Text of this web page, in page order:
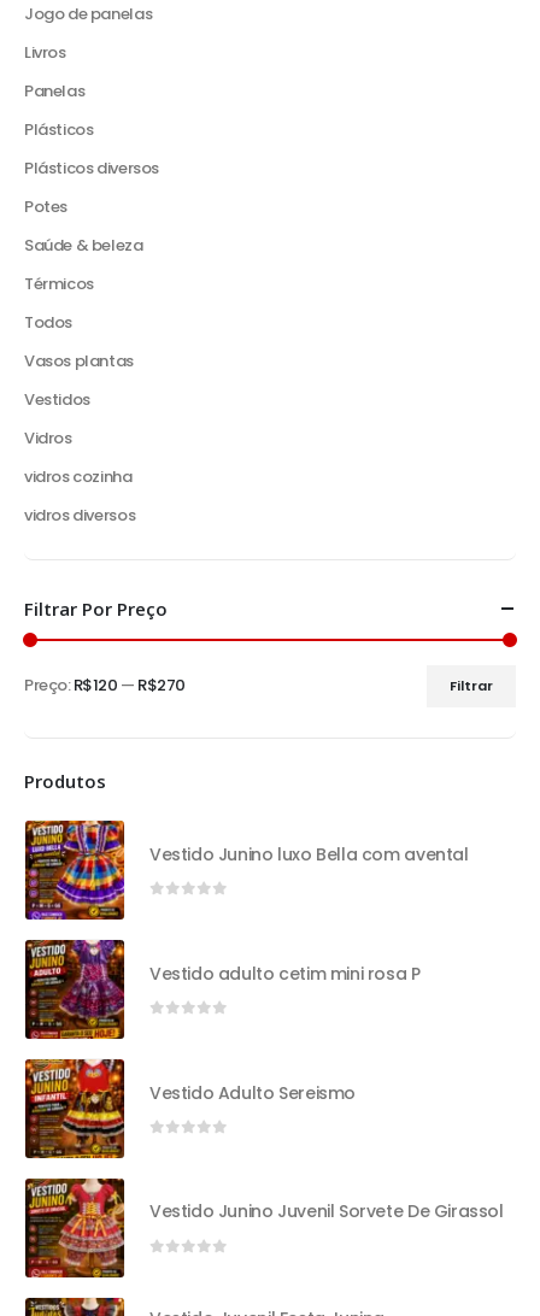
Jogo de panelas
Livros
Panelas
Plásticos
Plásticos diversos
Potes
Saúde & beleza
Térmicos
Todos
Vasos plantas
Vestidos
Vidros
vidros cozinha
vidros diversos
Filtrar Por Preço
Filtrar
Preço:R$120 — R$270
Produtos
Vestido Junino luxo Bella com avental
Vestido adulto cetim mini rosa P
Vestido Adulto Sereismo
Vestido Junino Juvenil Sorvete De Girassol